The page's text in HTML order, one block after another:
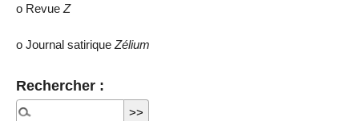
ο Revue Z
ο Journal satirique Zélium
Rechercher :